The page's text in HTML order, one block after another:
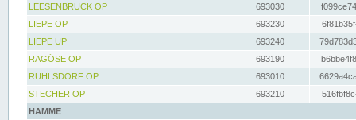
LEESENBRÜCK OP
693030
LIEPE OP
693230
LIEPE UP
693240
RAGÖSE OP
693190
RUHLSDORF OP
693010
STECHER OP
693210
HAMME